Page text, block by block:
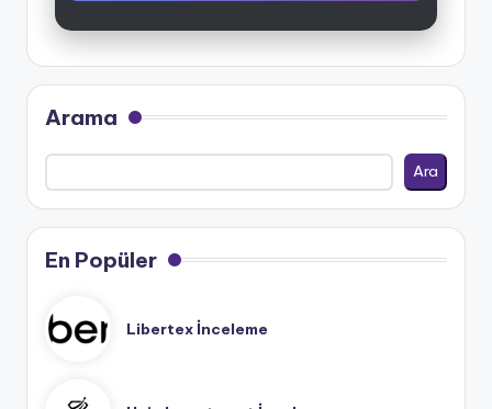
Arama
Ara
En Popüler
Libertex İnceleme